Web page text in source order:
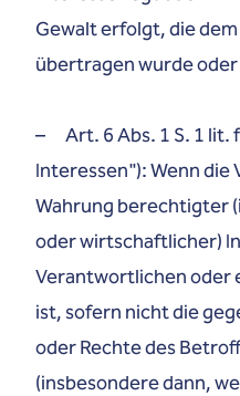
Gewalt erfolgt, die
übertragen wurde oder
– Art. 6 Abs. 1 S. 1 lit.
Interessen"): Wenn die
Wahrung berechtigter
oder wirtschaftlicher)
Verantwortlichen oder
ist, sofern nicht die
oder Rechte des
(insbesondere dann,